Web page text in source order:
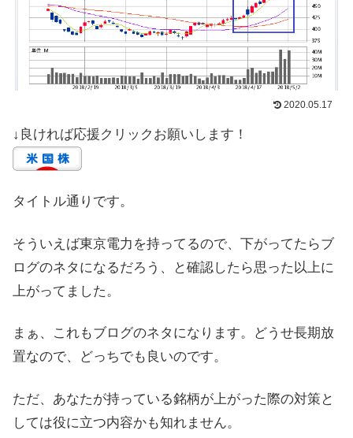
2020.05.17
↓良ければ応援クリックお願いします！
タイトル通りです。
そういえば東京電力を持ってるので、下がってたらブ
ログのネタになるだろう、と確認したら思った以上に
上がってました。
まぁ、これもブログのネタになります。どうせ長期放
置なので、どっちでも良いのです。
ただ、あなたが持っている銘柄が上がった際の対策と
しては役に立つ内容かも知れません。